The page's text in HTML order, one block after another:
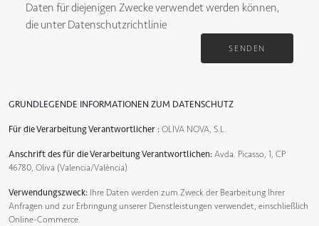
GRUNDLEGENDE INFORMATIONEN ZUM DATENSCHUTZ
Für die Verarbeitung Verantwortlicher : OLIVA NOVA, S.L.
Anschrift des für die Verarbeitung Verantwortlichen: Avda. Picasso, 1, CP
46780, Oliva (Valencia/València)
Verwendungszweck: Ihre Daten werden zum Zweck der Bearbeitung Ihrer
Anfragen und zur Erbringung unserer Dienstleistungen verwendet, einschließlich
Online-Commerce.
Daten für diejenigen Zwecke verwendet werden können,
die unterDatenschutzrichtlinie
SENDEN